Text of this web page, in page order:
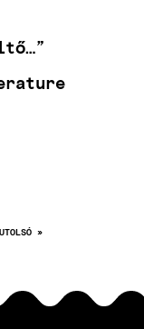
UTOLSÓ
UTOLSÓ »